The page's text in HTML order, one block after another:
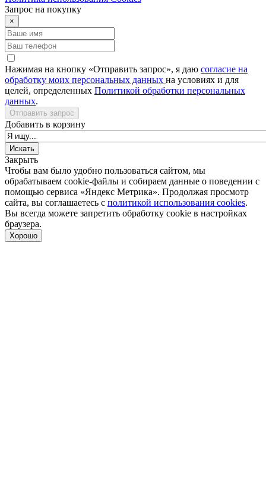
Запрос на покупку
×
Нажимая на кнопку «Отправить запрос», я даю согласие на
обработку моих персональных данных на условиях и для
целей, определенных Политикой обработки персональных
данных.
Отправить запрос
Добавить в корзину
Закрыть
Чтобы вам было удобно пользоваться сайтом, мы
обрабатываем cookie-файлы и собираем данные о поведении с
помощью сервиса «Яндекс Метрика». Продолжая просмотр
сайта, вы соглашаетесь с политикой использования cookies.
Вы всегда можете запретить обработку cookie в настройках
браузера.
Хорошо